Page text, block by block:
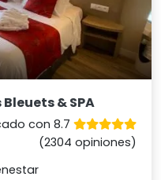
& SPA
con 8.7
(2304 opiniones)